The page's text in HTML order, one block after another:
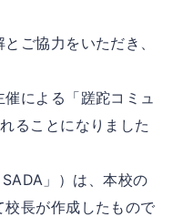
ご協力をいただき、
による「蹉跎コミュ
ることになりました
」）は、本校の
長が作成したもので